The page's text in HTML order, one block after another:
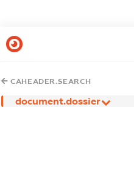
CAHEADER.SEARCH
document.dossier